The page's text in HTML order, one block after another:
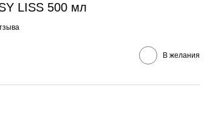
LISS 500 мл
В желания